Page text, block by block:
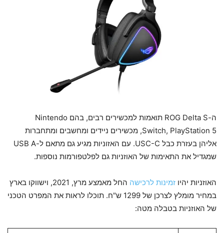
ה-ROG Delta S תואמות למכשירים רבים, בהם Nintendo
Switch, PlayStation 5, מכשירים ניידים ומחשבים ומתחברות
אליהן בעזרת כבל USC-C. עם האזוניות מגיע גם מתאם ל-USB A
שמגדיל את התאימות של האוזניות גם לפלטפורמות נוספות.
האוזניות יהיו זמינות לרכישה
החל מאמצע מרץ, 2021, וישווקו בארץ
במחיר מומלץ לצרכן של 1299 ש"ח. תוכלו לראות את המפרט הטכני
של האוזניות בטבלה מטה: